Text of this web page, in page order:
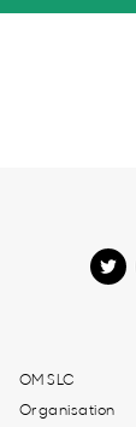
OM SLC
Organisation